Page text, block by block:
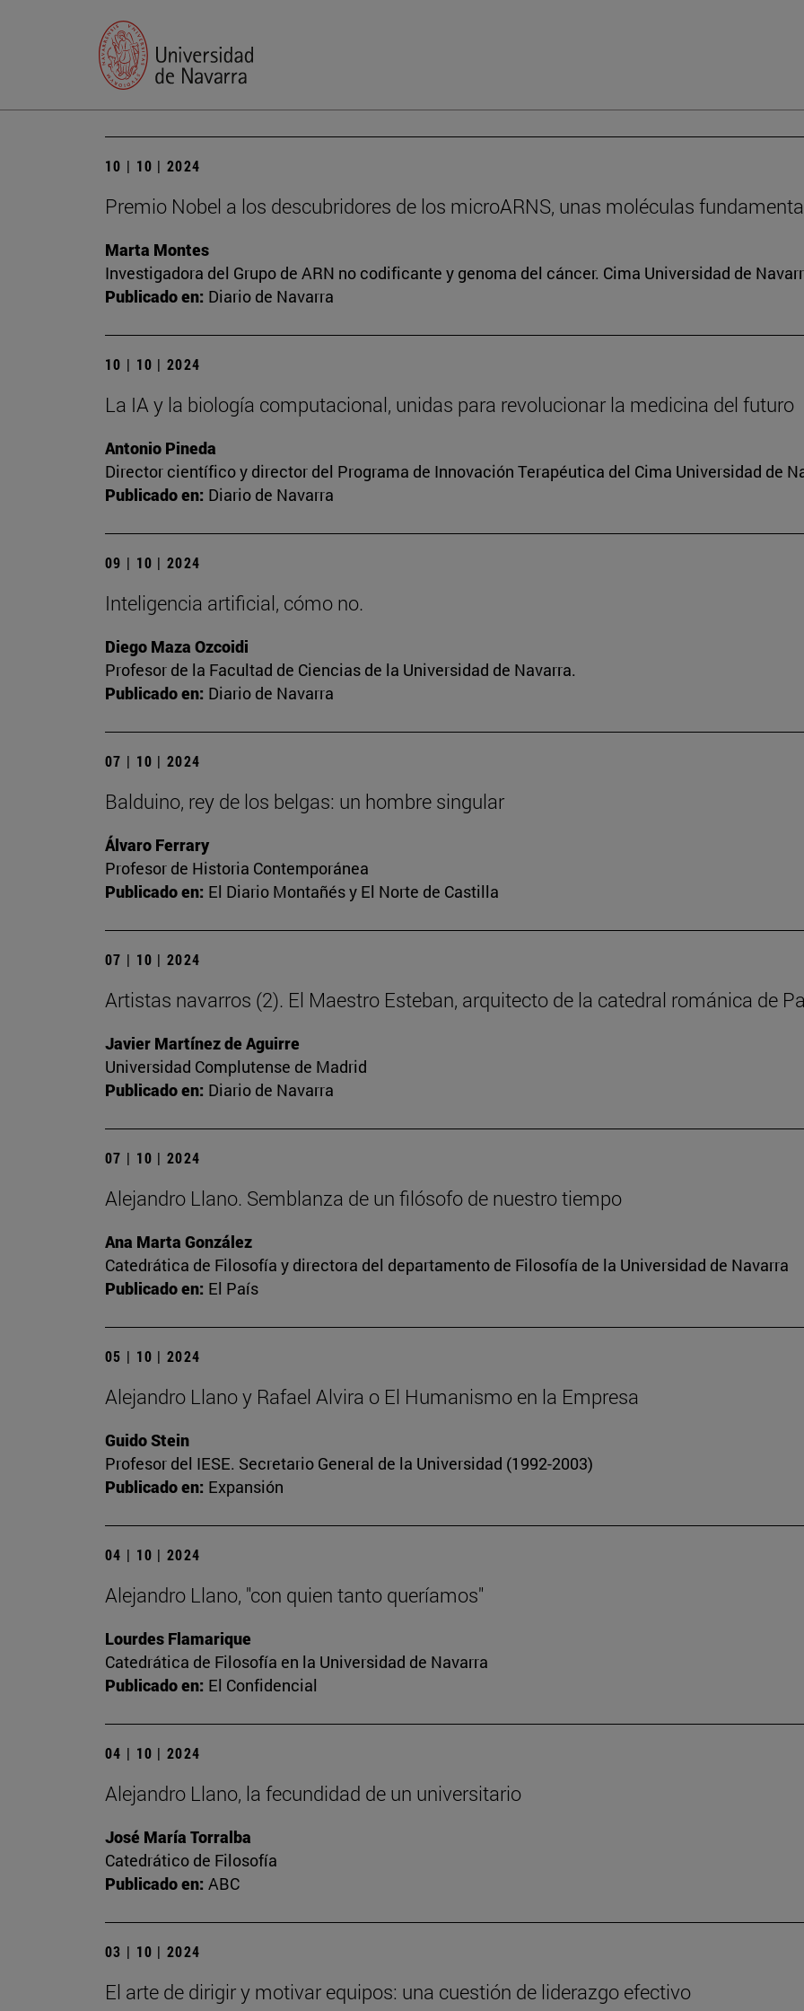
10 | 10 | 2024
Premio Nobel a los descubridores de los microARNS, unas moléculas
Marta Montes
Investigadora del Grupo de ARN no codificante y genoma del cáncer. Cima Universidad de
Publicado en: Diario de Navarra
10 | 10 | 2024
La IA y la biología computacional, unidas para revolucionar la medicina del futuro
Antonio Pineda
Director científico y director del Programa de Innovación Terapéutica del Cima Universidad de
Publicado en: Diario de Navarra
09 | 10 | 2024
Inteligencia artificial, cómo no.
Diego Maza Ozcoidi
Profesor de la Facultad de Ciencias de la Universidad de Navarra.
Publicado en: Diario de Navarra
07 | 10 | 2024
Balduino, rey de los belgas: un hombre singular
Álvaro Ferrary
Profesor de Historia Contemporánea
Publicado en: El Diario Montañés y El Norte de Castilla
07 | 10 | 2024
Artistas navarros (2). El Maestro Esteban, arquitecto de la catedral románica de
Javier Martínez de Aguirre
Universidad Complutense de Madrid
Publicado en: Diario de Navarra
07 | 10 | 2024
Alejandro Llano. Semblanza de un filósofo de nuestro tiempo
Ana Marta González
Catedrática de Filosofía y directora del departamento de Filosofía de la Universidad de Navarra
Publicado en: El País
05 | 10 | 2024
Alejandro Llano y Rafael Alvira o El Humanismo en la Empresa
Guido Stein
Profesor del IESE. Secretario General de la Universidad (1992-2003)
Publicado en: Expansión
04 | 10 | 2024
Alejandro Llano, "con quien tanto queríamos"
Lourdes Flamarique
Catedrática de Filosofía en la Universidad de Navarra
Publicado en: El Confidencial
04 | 10 | 2024
Alejandro Llano, la fecundidad de un universitario
José María Torralba
Catedrático de Filosofía
Publicado en: ABC
03 | 10 | 2024
El arte de dirigir y motivar equipos: una cuestión de liderazgo efectivo